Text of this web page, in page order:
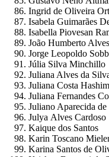
Ingrid de Oliveira
Isabela Guimarães
Isabella Piovesan
João Humberto Alves
Jorge Leopoldo
Júlia Silva Minchillo
Juliana Alves da
Juliana Costa
Juliana Fernandes
Juliano Aparecida
Julya Alves Cardoso
Kaique dos Santos
Karin Toscano
Karina Santos de